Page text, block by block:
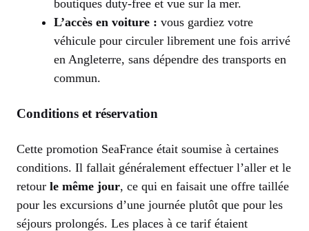
boutiques duty-free et vue sur la mer.
L’accès en voiture : vous gardiez votre
véhicule pour circuler librement une fois arrivé
en Angleterre, sans dépendre des transports en
commun.
Conditions et réservation
Cette promotion SeaFrance était soumise à certaines
conditions. Il fallait généralement effectuer l’aller et le
retour le même jour, ce qui en faisait une offre taillée
pour les excursions d’une journée plutôt que pour les
séjours prolongés. Les places à ce tarif étaient